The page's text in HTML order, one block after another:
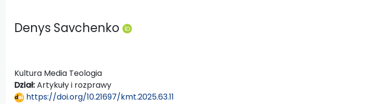
Denys Savchenko
Kultura Media Teologia
Dział:Artykuły i rozprawy
https://doi.org/10.21697/kmt.2025.63.11